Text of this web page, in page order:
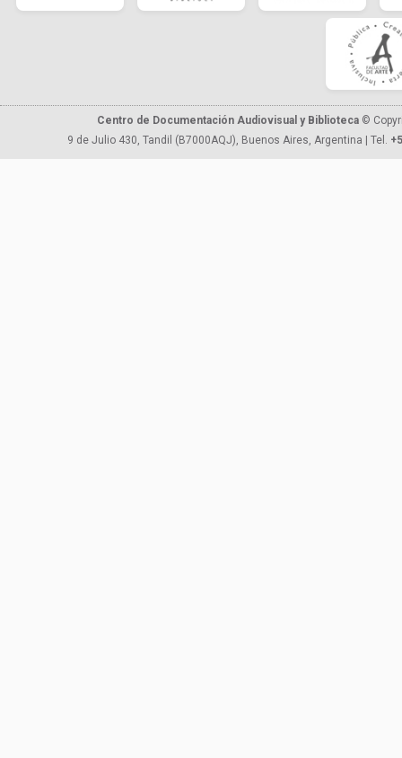
Centro de Documentación Audiovisual y Biblioteca ©
9 de Julio 430, Tandil (B7000AQJ), Buenos Aires, Argentina | Tel.